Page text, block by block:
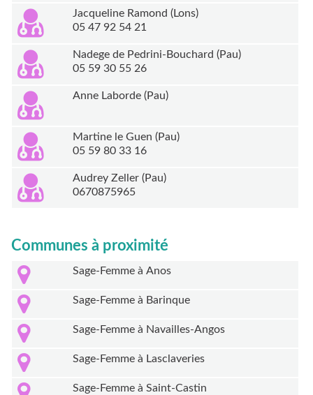
Jacqueline Ramond (Lons)
05 47 92 54 21
Nadege de Pedrini-Bouchard (Pau)
05 59 30 55 26
Anne Laborde (Pau)
Martine le Guen (Pau)
05 59 80 33 16
Audrey Zeller (Pau)
0670875965
Communes à proximité
Sage-Femme à Anos
Sage-Femme à Barinque
Sage-Femme à Navailles-Angos
Sage-Femme à Lasclaveries
Sage-Femme à Saint-Castin